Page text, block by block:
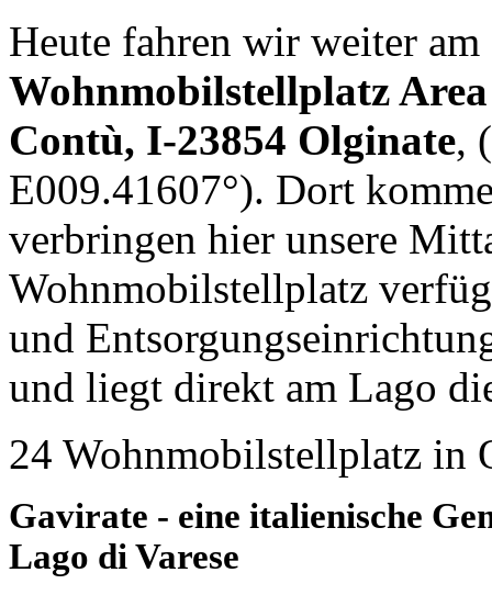
Heute fahren wir weiter
Wohnmobilstellplatz
Contù, I-23854 Olginate,
E009.41607°). Dort
verbringen hier unsere
Wohnmobilstellplatz
und
und liegt direkt am Lago
24 Wohnmobilstellplatz in
Gavirate - eine italienische
Lago di Varese